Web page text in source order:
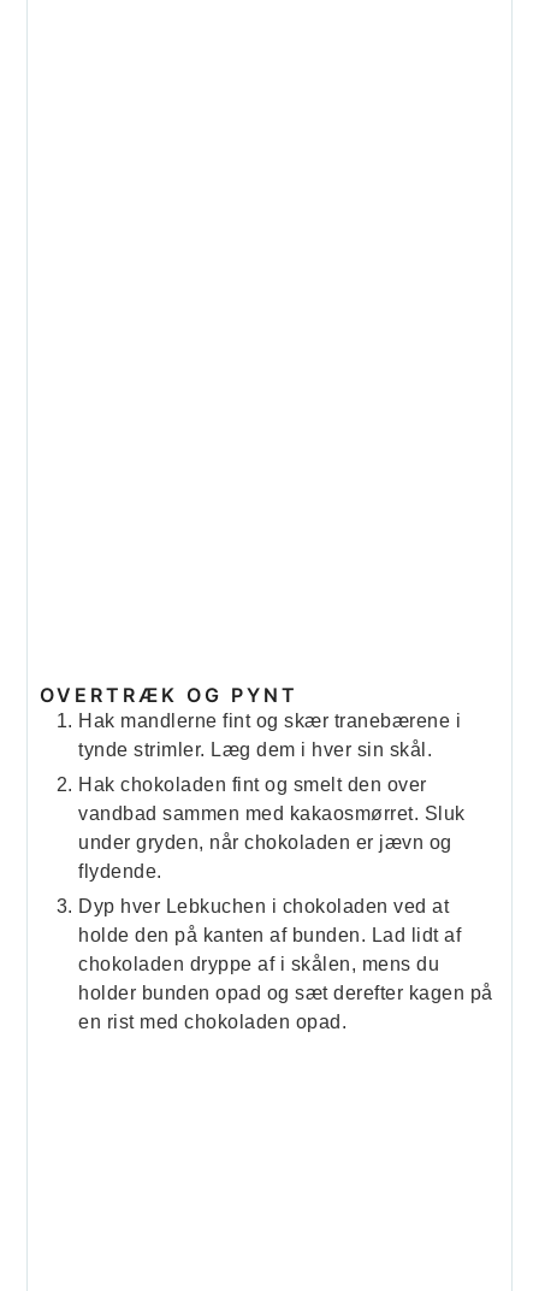
OVERTRÆK OG PYNT
Hak mandlerne fint og skær tranebærene i
tynde strimler. Læg dem i hver sin skål.
Hak chokoladen fint og smelt den over
vandbad sammen med kakaosmørret. Sluk
under gryden, når chokoladen er jævn og
flydende.
Dyp hver Lebkuchen i chokoladen ved at
holde den på kanten af bunden. Lad lidt af
chokoladen dryppe af i skålen, mens du
holder bunden opad og sæt derefter kagen på
en rist med chokoladen opad.